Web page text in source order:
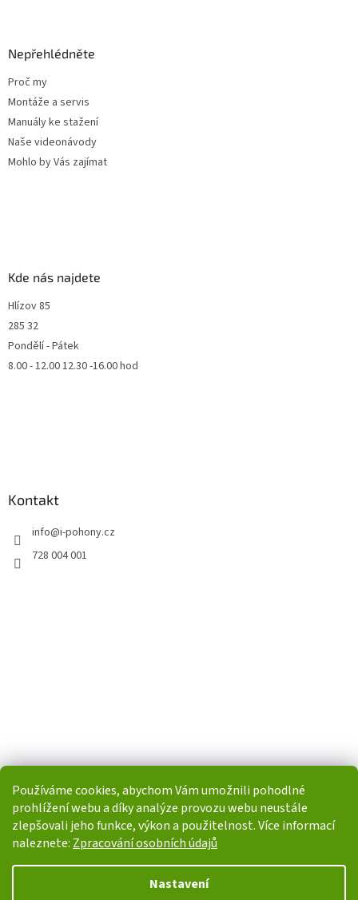
Používáme cookies, abychom Vám umožnili pohodlné
prohlížení webu a díky analýze provozu webu neustále
zlepšovali jeho funkce, výkon a použitelnost. Více informací
naleznete: Zpracování osobních údajů
Nastavení
Nepřehlédněte
Proč my
Montáže a servis
Manuály ke stažení
Naše videonávody
Mohlo by Vás zajímat
Kde nás najdete
Hlízov 85
285 32
Pondělí - Pátek
8.00 - 12.00 12.30 -16.00 hod
Kontakt
info@i-pohony.cz
728 004 001